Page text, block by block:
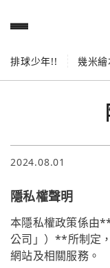
排球少年!! 幾米
2024.08.01
隱私權聲明
本隱私權政策係由
公司」）**所制定
網站及相關服務。